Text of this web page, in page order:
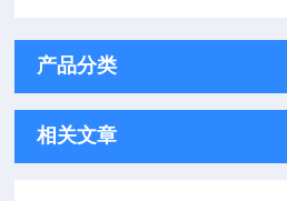
产品分类
相关文章